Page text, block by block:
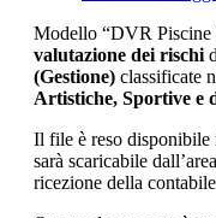
Modello “DVR
valutazione dei rischi
(Gestione) classificate
Artistiche, Sportive e
Il file è reso
sarà scaricabile
ricezione della